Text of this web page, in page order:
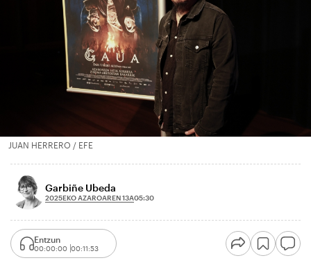
JUAN HERRERO / EFE
Garbiñe Ubeda
2025EKO AZAROAREN 13A05:30
Entzun
00:00:00 00:11:53